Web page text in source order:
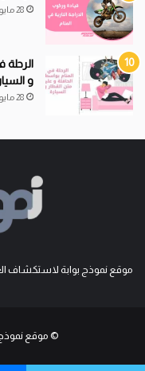
28 مايو 2026
و
28 مايو 2026
موقع نموذج بوابة لاستكشاف
© موقع نموذج 2026، جميع الحقوق